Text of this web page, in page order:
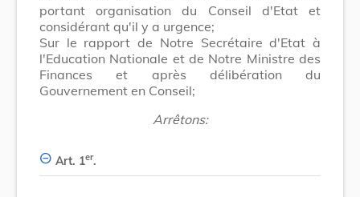
portant organisation du Conseil d'Etat et
considérant qu'il y a urgence;
Sur le rapport de Notre Secrétaire d'Etat à
l'Education Nationale et de Notre Ministre des
Finances et après délibération du
Gouvernement en Conseil;
Arrêtons:
Art. 1er.